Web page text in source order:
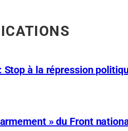
Stop à la répression
» du Front